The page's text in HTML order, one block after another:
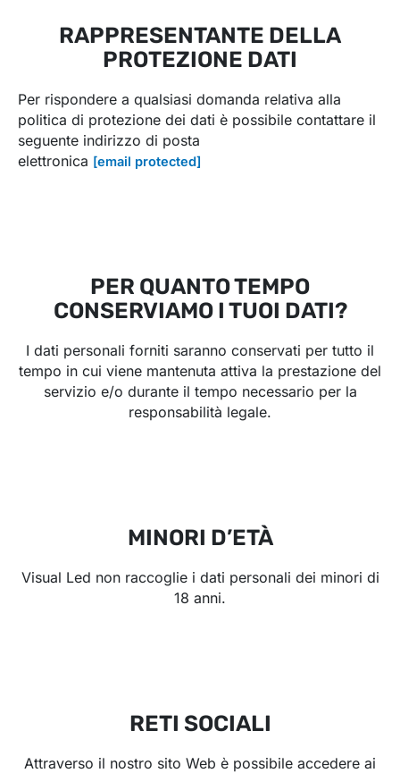
RAPPRESENTANTE DELLA
PROTEZIONE DATI
Per rispondere a qualsiasi domanda relativa alla
politica di protezione dei dati è possibile contattare il
seguente indirizzo di posta
elettronica [email protected]
PER QUANTO TEMPO
CONSERVIAMO I TUOI DATI?
I dati personali forniti saranno conservati per tutto il
tempo in cui viene mantenuta attiva la prestazione del
servizio e/o durante il tempo necessario per la
responsabilità legale.
MINORI D’ETÀ
Visual Led non raccoglie i dati personali dei minori di
18 anni.
RETI SOCIALI
Attraverso il nostro sito Web è possibile accedere ai